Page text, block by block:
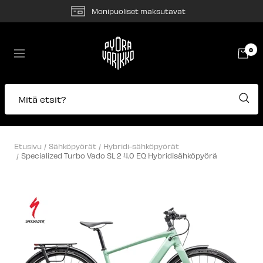
Monipuoliset maksutavat
Navigaatio
Pyörävarikko
0
Mitä etsit?
Etusivu Sähköpyörät
Hybridi-sähköpyörät
Specialized Turbo Vado SL 2 4.0 EQ Hybridisähköpyörä